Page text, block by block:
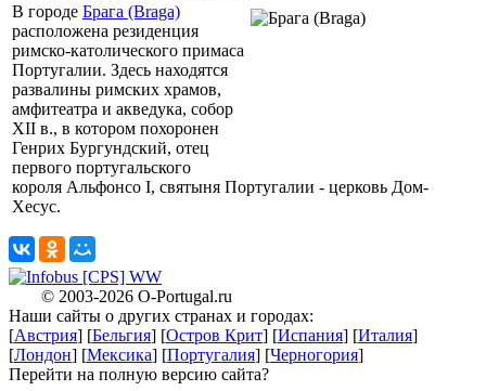
В городе Брага (Braga)
расположена резиденция
римско-католического примаса
Португалии. Здесь находятся
развалины римских храмов,
амфитеатра и акведука, собор
XII в., в котором похоронен
Генрих Бургундский, отец
первого португальского
короля Альфонсо I, святыня Португалии - церковь Дом-
Хесус.
© 2003-2026 O-Portugal.ru
Наши сайты о других странах и городах:
[Австрия] [Бельгия] [Остров Крит] [Испания] [Италия]
[Лондон] [Мексика] [Португалия] [Черногория]
Перейти на полную версию сайта?